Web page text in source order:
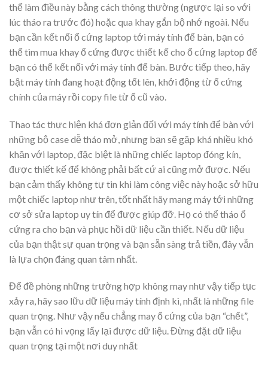
thể làm điều này bằng cách thông thường (ngược lại so với
lúc tháo ra trước đó) hoặc qua khay gắn bộ nhớ ngoài. Nếu
bạn cần kết nối ổ cứng laptop tới máy tính để bàn, bạn có
thể tìm mua khay ổ cứng được thiết kế cho ổ cứng laptop để
bạn có thể kết nối với máy tính để bàn. Bước tiếp theo, hãy
bật máy tính đang hoạt động tốt lên, khởi động từ ổ cứng
chính của máy rồi copy file từ ổ cũ vào.
Thao tác thực hiện khá đơn giản đối với máy tính để bàn với
những bộ case dễ tháo mở, nhưng bạn sẽ gặp khá nhiều khó
khăn với laptop, đặc biệt là những chiếc laptop đóng kín,
được thiết kế để không phải bất cứ ai cũng mở được. Nếu
bạn cảm thấy không tự tin khi làm công việc này hoặc sở hữu
một chiếc laptop như trên, tốt nhất hãy mang máy tới những
cơ sở sửa laptop uy tín để được giúp đỡ. Họ có thể tháo ổ
cứng ra cho bạn và phục hồi dữ liệu cần thiết. Nếu dữ liệu
của bạn thật sự quan trọng và bạn sẵn sàng trả tiền, đây vẫn
là lựa chọn đáng quan tâm nhất.
Để đề phòng những trường hợp không may như vậy tiếp tục
xảy ra, hãy sao lữu dữ liệu máy tính định kì, nhất là những file
quan trọng. Như vậy nếu chẳng may ổ cứng của bạn “chết”,
bạn vẫn có hi vọng lấy lại được dữ liệu. Đừng đặt dữ liệu
quan trọng tại một nơi duy nhất